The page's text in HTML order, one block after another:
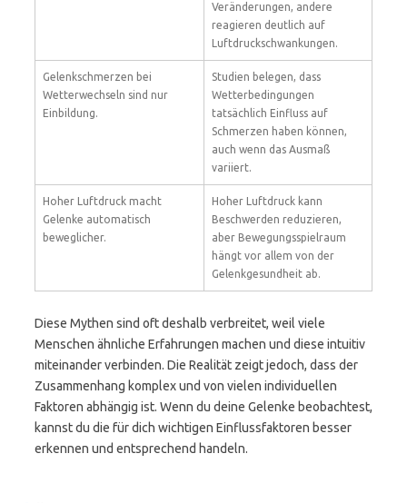
Veränderungen, andere
reagieren deutlich auf
Luftdruckschwankungen.
Gelenkschmerzen bei
Wetterwechseln sind nur
Einbildung.
Studien belegen, dass
Wetterbedingungen
tatsächlich Einfluss auf
Schmerzen haben können,
auch wenn das Ausmaß
variiert.
Hoher Luftdruck macht
Gelenke automatisch
beweglicher.
Hoher Luftdruck kann
Beschwerden reduzieren,
aber Bewegungsspielraum
hängt vor allem von der
Gelenkgesundheit ab.
Diese Mythen sind oft deshalb verbreitet, weil viele
Menschen ähnliche Erfahrungen machen und diese intuitiv
miteinander verbinden. Die Realität zeigt jedoch, dass der
Zusammenhang komplex und von vielen individuellen
Faktoren abhängig ist. Wenn du deine Gelenke beobachtest,
kannst du die für dich wichtigen Einflussfaktoren besser
erkennen und entsprechend handeln.